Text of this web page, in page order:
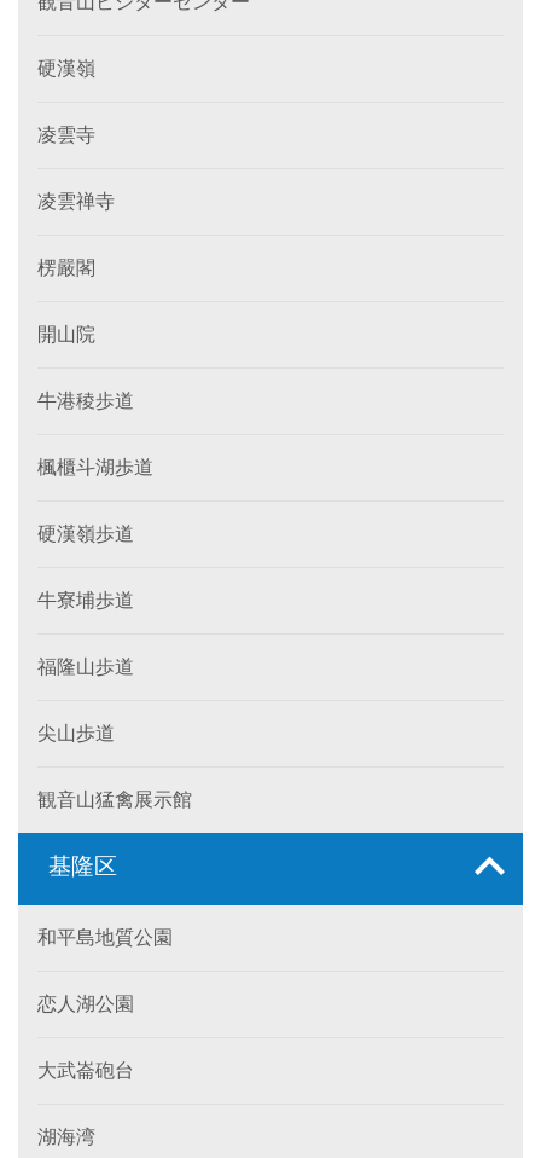
硬漢嶺
凌雲寺
凌雲禅寺
楞嚴閣
開山院
牛港稜歩道
楓櫃斗湖歩道
硬漢嶺歩道
牛寮埔歩道
福隆山歩道
尖山歩道
観音山猛禽展示館
基隆区
和平島地質公園
恋人湖公園
大武崙砲台
湖海湾